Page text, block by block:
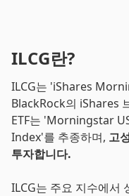
ILCG란?
ILCG는 'iShares
BlackRock의 iShares
ETF는 'Morningstar
Index'를 추종하며, 고
투자합니다.
ILCG는 주요 지수에서